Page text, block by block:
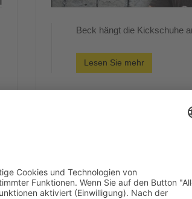
Beck hängt die Kickschuhe
Lesen Sie mehr
Spielbericht SG Scheer/